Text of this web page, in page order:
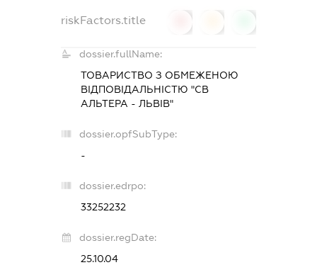
riskFactors.title
dossier.fullName:
ТОВАРИСТВО З ОБМЕЖЕНОЮ
ВІДПОВІДАЛЬНІСТЮ "СВ
АЛЬТЕРА - ЛЬВІВ"
dossier.opfSubType:
-
dossier.edrpo:
33252232
dossier.regDate:
25.10.04